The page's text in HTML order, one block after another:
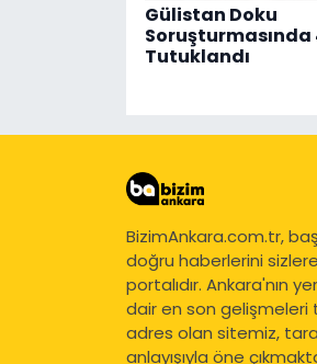
Gülistan Doku
Soruşturmasında
Tutuklandı
BizimAnkara.com.tr,
doğru haberlerini
portalıdır. Ankara'nın
dair en son
adres olan sitemiz,
anlayışıyla öne